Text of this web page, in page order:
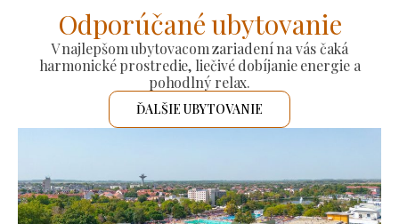
Odporúčané ubytovanie
V najlepšom ubytovacom zariadení na vás čaká
harmonické prostredie, liečivé dobíjanie energie a
pohodlný relax.
ĎALŠIE UBYTOVANIE